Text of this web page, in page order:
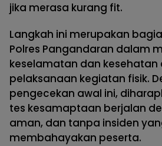
jika merasa kurang fit.
Langkah ini merupakan
Polres Pangandaran dalam
keselamatan dan
pelaksanaan kegiatan fisik.
pengecekan awal ini,
tes kesamaptaan berjalan
aman, dan tanpa insiden
membahayakan peserta.